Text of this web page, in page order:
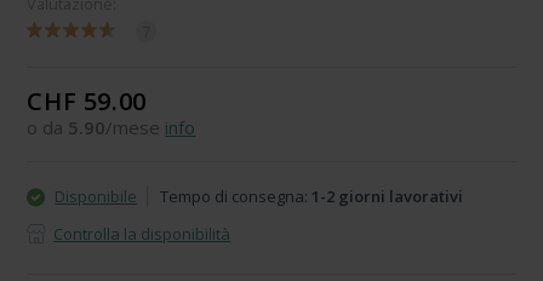
CHF 59.00
o da 5.90/mese info
Disponibile Tempo di consegna: 1-2 giorni lavorativi
Controlla la disponibilità